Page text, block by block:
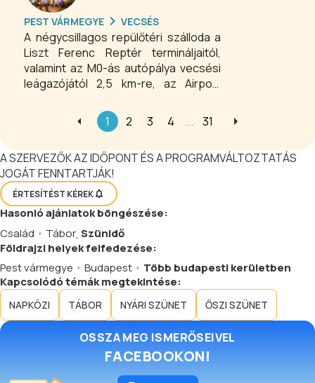
PEST VÁRMEGYE VECSÉS
A négycsillagos repülőtéri szálloda a
Liszt Ferenc Reptér termináljaitól,
valamint az M0-ás autópálya vecsési
leágazójától 2,5 km-re, az Airport
mindössze 20 percre Budapest
központjától. Budapest repülőtéri
termekkel, tárgyalókkal, ingyenes
vezeték nélküli internet
hozzáféréssel, non-stop étteremmel,
ingyenes transzferrel, kávézóval várja
üzleti, és egyéni utazókat egyaránt.
Vállaljuk rendezvények, esküvők,
tárgyalások és konferenciák
szervezését és lebonyolítását. A
szálloda teljes egészében klimatizált
és nem dohányzó.
1 2 3 4 ... 31
A SZERVEZŐK AZ IDŐPONT ÉS A PROGRAMVÁLTOZTATÁS
JOGÁT FENNTARTJÁK!
ÉRTESÍTÉST KÉREK
Hasonlóajánlatokböngészése:
Család
Tábor, Szünidő
Földrajzi helyek felfedezése:
Pest vármegye
Budapest
Több budapesti kerületben
Kapcsolódó témák megtekintése:
NAPKÖZI TÁBOR NYÁRI SZÜNET ŐSZI SZÜNET
OSSZA MEG ISMERŐSEIVEL
FACEBOOKON!